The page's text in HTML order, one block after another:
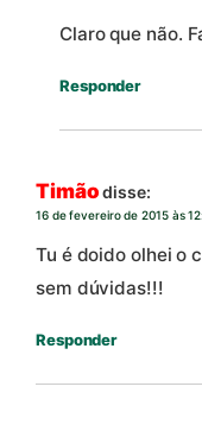
Claro que não.
Responder
Timão disse:
16 de fevereiro de 2015 às
Tu é doido olhei o
sem dúvidas!!!
Responder